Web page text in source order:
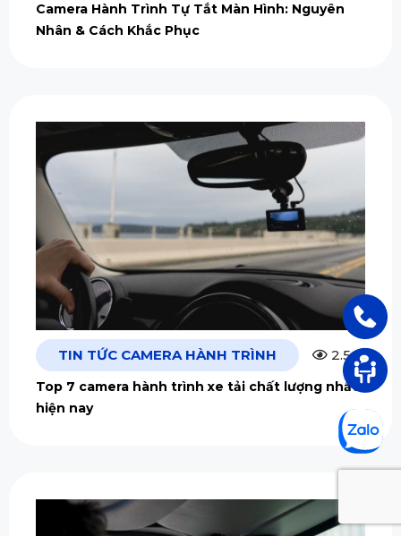
Camera Hành Trình Tự Tắt Màn Hình: Nguyên
Nhân & Cách Khắc Phục
TIN TỨC CAMERA HÀNH TRÌNH 2.5m
Top 7 camera hành trình xe tải chất lượng nhất
hiện nay